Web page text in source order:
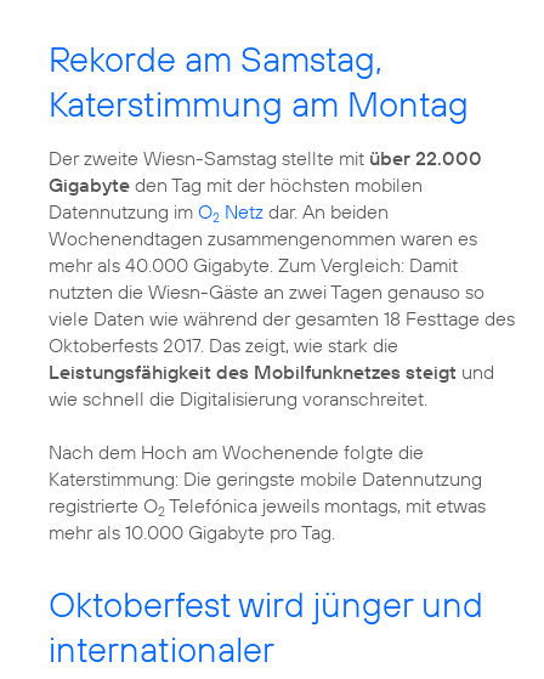
Rekorde am Samstag,
Katerstimmung am Montag
Der zweite Wiesn-Samstag stellte mit über 22.000
Gigabyte den Tag mit der höchsten mobilen
Datennutzung im O2 Netz dar. An beiden
Wochenendtagen zusammengenommen waren es
mehr als 40.000 Gigabyte. Zum Vergleich: Damit
nutzten die Wiesn-Gäste an zwei Tagen genauso so
viele Daten wie während der gesamten 18 Festtage des
Oktoberfests 2017. Das zeigt, wie stark die
Leistungsfähigkeit des Mobilfunknetzes steigt und
wie schnell die Digitalisierung voranschreitet.
Nach dem Hoch am Wochenende folgte die
Katerstimmung: Die geringste mobile Datennutzung
registrierte O2 Telefónica jeweils montags, mit etwas
mehr als 10.000 Gigabyte pro Tag.
Oktoberfest wird jünger und
internationaler